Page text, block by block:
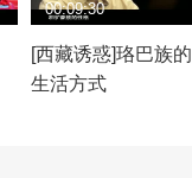
[西藏诱惑]珞巴族的
生活方式
00:09:30